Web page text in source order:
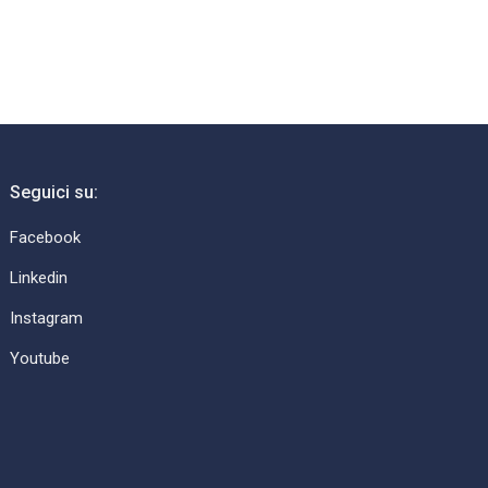
Seguici su:
Facebook
Linkedin
Instagram
Youtube